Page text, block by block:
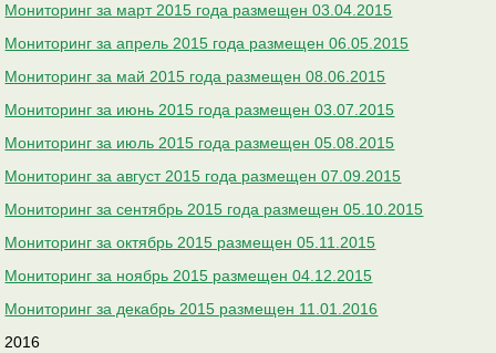
Мониторинг за март 2015 года размещен 03.04.2015
Мониторинг за апрель 2015 года размещен 06.05.2015
Мониторинг за май 2015 года размещен 08.06.2015
Мониторинг за июнь 2015 года размещен 03.07.2015
Мониторинг за июль 2015 года размещен 05.08.2015
Мониторинг за август 2015 года размещен 07.09.2015
Мониторинг за сентябрь 2015 года размещен 05.10.2015
Мониторинг за октябрь 2015 размещен 05.11.2015
Мониторинг за ноябрь 2015 размещен 04.12.2015
Мониторинг за декабрь 2015 размещен 11.01.2016
2016